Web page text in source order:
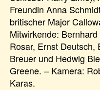
Freundin Anna
britischer Major
Mitwirkende:
Rosar, Ernst Deutsch,
Breuer und Hedwig
Greene. – Kamera:
Karas.